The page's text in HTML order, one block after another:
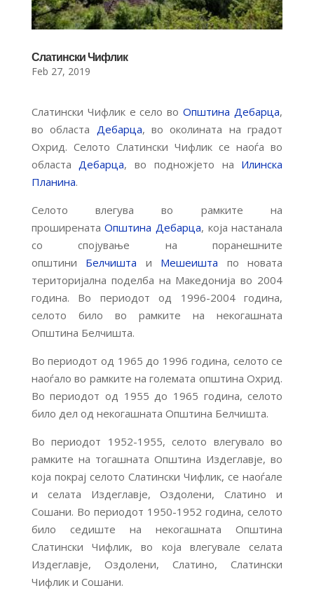
Слатински Чифлик
Feb 27, 2019
Слатински Чифлик е село воОпштина Дебарца,
во областа Дебарца, во околината на градот
Охрид. Селото Слатински Чифлик се наоѓа во
областа Дебарца, во подножјето на Илинска
Планина.
Селото влегува во рамките на
проширенатаОпштина Дебарца, која настанала
со спојување на поранешните
општини Белчишта и Мешеишта по новата
територијална поделба на Македонија во 2004
година. Во периодот од 1996-2004 година,
селото било во рамките на некогашната
Општина Белчишта.
Во периодот од 1965 до 1996 година, селото се
наоѓало во рамките на големата општина Охрид.
Во периодот од 1955 до 1965 година, селото
било дел од некогашната Општина Белчишта.
Во периодот 1952-1955, селото влегувало во
рамките на тогашната Општина Издеглавје, во
која покрај селото Слатински Чифлик, се наоѓале
и селата Издеглавје, Оздолени, Слатино и
Сошани. Во периодот 1950-1952 година, селото
било седиште на некогашната Општина
Слатински Чифлик, во која влегувале селата
Издеглавје, Оздолени, Слатино, Слатински
Чифлик и Сошани.